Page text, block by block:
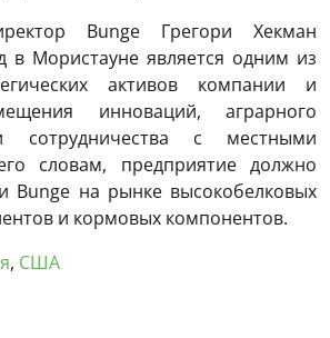
Bunge Грегори Хекман
в Мористауне является одним из
активов компании и
инноваций, аграрного
сотрудничества с местными
словам, предприятие должно
Bunge на рынке высокобелковых
и кормовых компонентов.
, США